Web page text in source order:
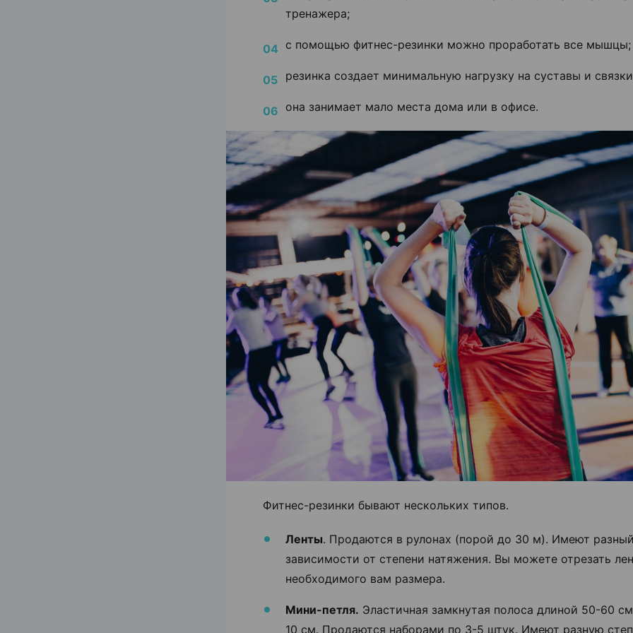
тренажера;
с помощью фитнес-резинки можно проработать все мышцы;
резинка создает минимальную нагрузку на суставы и
она занимает мало места дома или в офисе.
Фитнес-резинки бывают нескольких типов.
Ленты. Продаются в рулонах (порой до 30 м). Имеют
зависимости от степени натяжения. Вы можете отрезать
необходимого вам размера.
Мини-петля. Эластичная замкнутая полоса длиной 50-60
10 см. Продаются наборами по 3-5 штук. Имеют разную